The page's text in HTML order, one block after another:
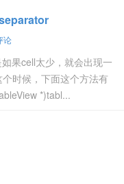
论
果cell太少，就会出现一
时候，下面这个方法有
*)tabl...